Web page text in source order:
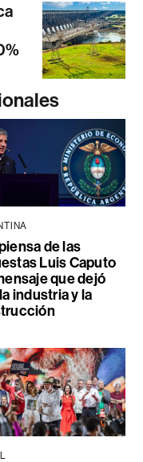
de las
Luis Caputo
que dejó
industria y la